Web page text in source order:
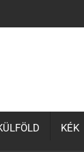
KÉK